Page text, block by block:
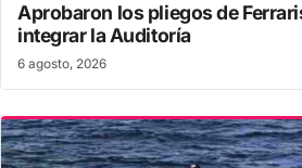
Aprobaron los pliegos de
integrar la Auditoría
6 agosto, 2026